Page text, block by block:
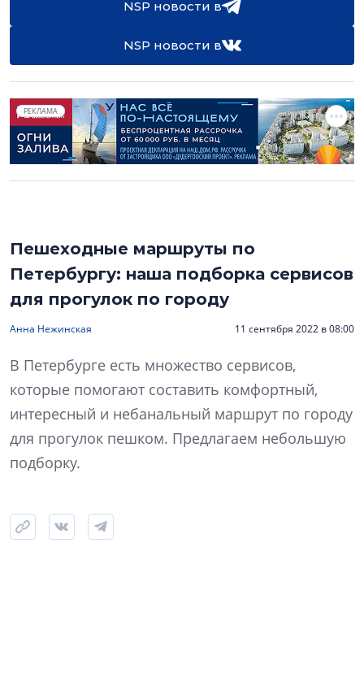
NSP новости в
NSP новости в
РЕКЛАМА
Пешеходные маршруты по
Петербургу: наша подборка сервисов
для прогулок по городу
Анна Нежинская 11 сентября 2022 в 08:00
В Петербурге есть множество сервисов,
которые помогают составить комфортный,
интересный и небанальный маршрут по городу
для прогулок пешком. Предлагаем небольшую
подборку.